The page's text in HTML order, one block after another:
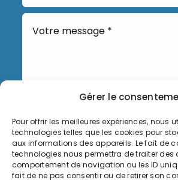
Gérer le
Pour offrir les meilleures expériences, nous
technologies telles que les cookies pour
aux informations des appareils. Le fait de
technologies nous permettra de traiter des
comportement de navigation ou les ID
fait de ne pas consentir ou de retirer son
Envoyer